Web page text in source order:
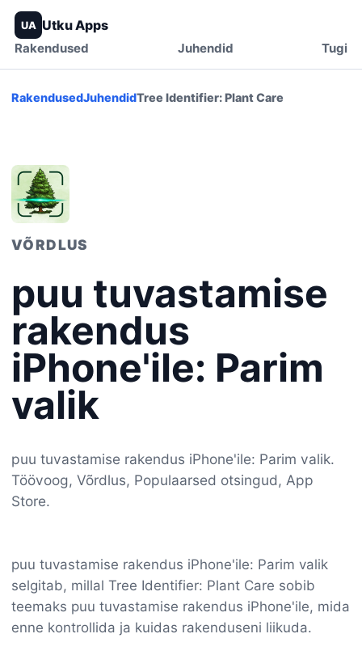
UA Utku Apps
Rakendused Juhendid Tugi
RakendusedJuhendidTree Identifier: Plant Care
VÕRDLUS
puu tuvastamise
rakendus
iPhone'ile: Parim
valik
puu tuvastamise rakendus iPhone'ile: Parim valik.
Töövoog, Võrdlus, Populaarsed otsingud, App
Store.
puu tuvastamise rakendus iPhone'ile: Parim valik
selgitab, millal Tree Identifier: Plant Care sobib
teemaks puu tuvastamise rakendus iPhone'ile, mida
enne kontrollida ja kuidas rakenduseni liikuda.